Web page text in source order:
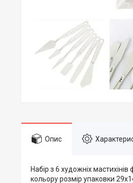
Опис
Набір з 6 художніх
кольору розмір упаковки